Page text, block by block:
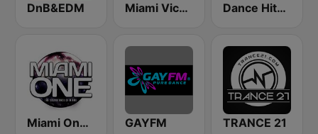
DnB&EDM Miami Vice Radio Dance Hits America
Miami One Radio GAYFM TRANCE 21